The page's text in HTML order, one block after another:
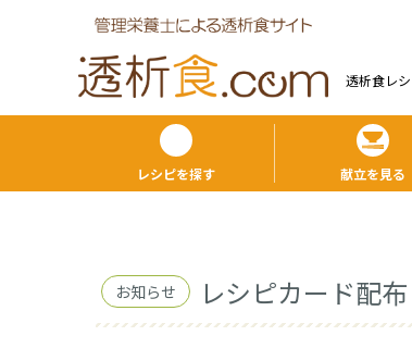
透析食レ
レシピを探す 献立を見る
お知らせ レシピカード配